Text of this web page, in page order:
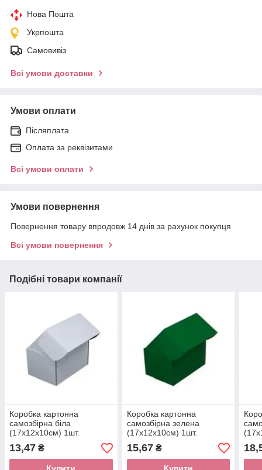
Нова Пошта
Укрпошта
Самовивіз
Всі умови доставки
Умови оплати
Післяплата
Оплата за реквізитами
Всі умови оплати
Умови повернення
Повернення товару впродовж 14 днів за рахунок покупця
Всі умови повернення
Подібні товари компанії
Коробка картонна
самозбірна біла
(17х12х10см) 1шт.
13,47 ₴
Коробка картонна
самозбірна зелена
(17х12х10см) 1шт.
15,67₴